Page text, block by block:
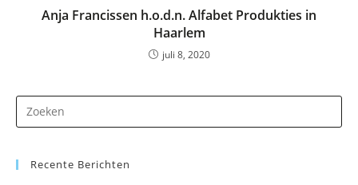
Anja Francissen h.o.d.n. Alfabet Produkties in
Haarlem
juli 8, 2020
op
Recente Berichten